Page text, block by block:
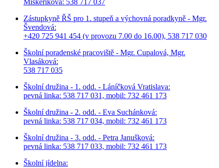
Miškeříková: 538 717 037
Zástupkyně ŘŠ pro 1. stupeň a výchovná poradkyně - Mgr.
Švendová:
+420 725 941 454 (v provozu 7.00 do 16.00), 538 717 030
Školní poradenské pracoviště - Mgr. Cupalová, Mgr.
Vlasáková:
538 717 035
Školní družina - 1. odd. - Láníčková Vratislava:
pevná linka: 538 717 031, mobil: 732 461 173
Školní družina - 2. odd. - Eva Suchánková:
pevná linka: 538 717 034, mobil: 732 461 173
Školní družina - 3. odd. - Petra Janušková:
pevná linka: 538 717 033, mobil: 732 461 173
Školní jídelna: